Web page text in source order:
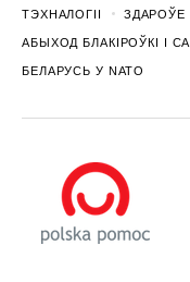
ТЭХНАЛОГІІ ЗДАРОЎЕ
АБЫХОД БЛАКІРОЎКІ І
БЕЛАРУСЬ У NATO